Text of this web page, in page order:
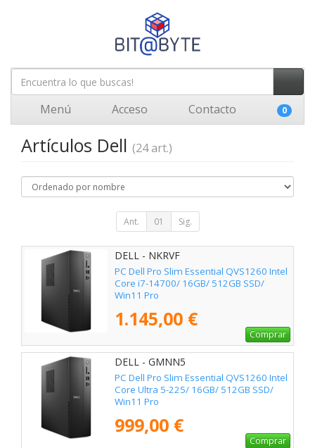
Menú Acceso Contacto 0
Artículos Dell (24 art.)
Ant. 01 Sig.
DELL - NKRVF
PC Dell Pro Slim Essential QVS1260 Intel
Core i7-14700/ 16GB/ 512GB SSD/
Win11 Pro
1.145,00 €
Comprar
DELL - GMNN5
PC Dell Pro Slim Essential QVS1260 Intel
Core Ultra 5-225/ 16GB/ 512GB SSD/
Win11 Pro
999,00 €
Comprar